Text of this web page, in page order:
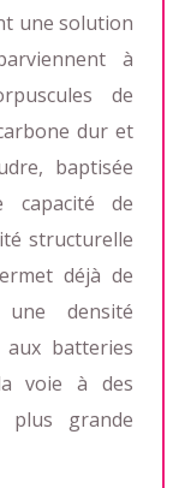
une solution
à
de
dur et
baptisée
capacité de
structurelle
déjà de
densité
aux batteries
voie à des
plus grande